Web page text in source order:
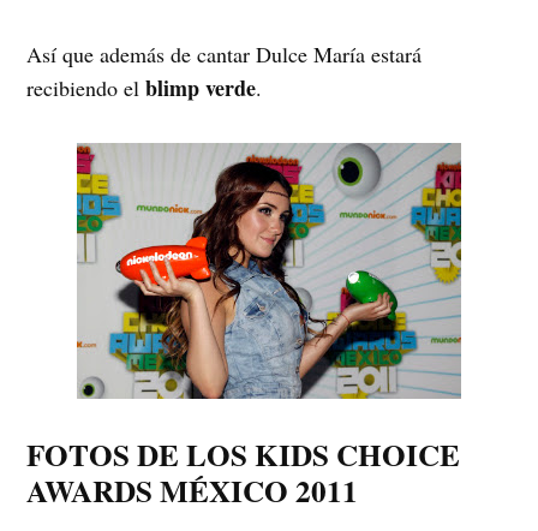
Así que además de cantar Dulce María estará
recibiendo elblimp verde.
FOTOS DE LOS KIDS CHOICE
AWARDS MÉXICO 2011